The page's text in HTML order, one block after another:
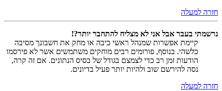
חזרה למעלה
נרשמתי בעבר אבל אני לא מצליח להתחבר יותר?!
קיימת אפשרות שמנהל ראשי כיבה או מחק את חשבונך מסיבה
כלשהי. בנוסף, פורומים רבים מוחקים משתמשים אשר לא פירסמו
הודעות זמן רב כדי לצמצם בגודל של בסיס הנתונים. אם זה קרה,
נסה להירשם שוב ולהיות יותר פעיל בדיונים.
חזרה למעלה